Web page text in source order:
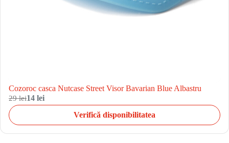
Cozoroc casca Nutcase Street Visor Bavarian Blue Albastru
29 lei14 lei
Verifică disponibilitatea